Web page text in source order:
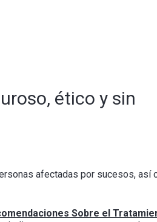
ético y sin
afectadas por sucesos, así
Sobre el